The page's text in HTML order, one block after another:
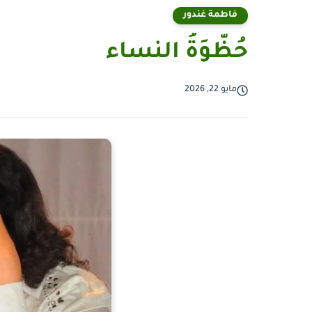
فاطمة غندور
حُظّوَةُ النساء
مايو 22, 2026